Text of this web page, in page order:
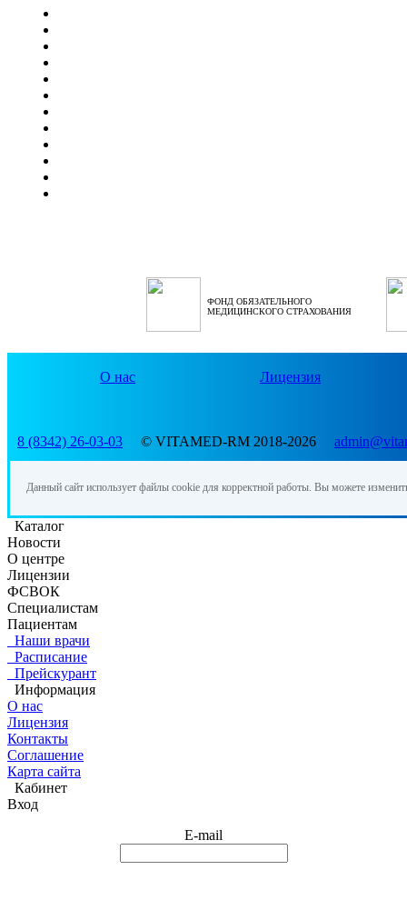
ФОНД ОБЯЗАТЕЛЬНОГО
МЕДИЦИНСКОГО СТРАХОВАНИЯ
О нас Лицензия
8 (8342) 26-03-03 © VITAMED-RM 2018-2026
Данный сайт использует файлы cookie для корректной работы. Вы можете
Каталог
Новости
О центре
Лицензии
ФСВОК
Специалистам
Пациентам
Наши врачи
Расписание
Прейскурант
Информация
О нас
Лицензия
Контакты
Соглашение
Карта сайта
Кабинет
Вход
E-mail